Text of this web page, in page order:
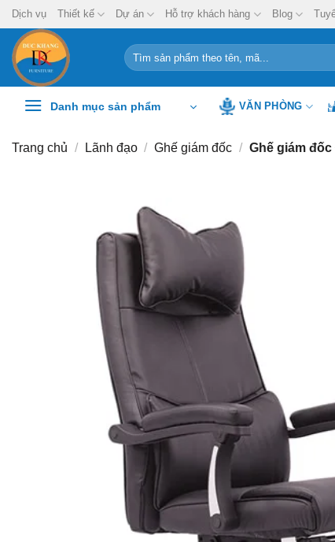
Chuyển
đến
nội
dung
Dịch vụ Thiết kế Dự án Hỗ trợ khách hàng Blog
Tìm
kiếm:
Danh mục sản phẩm VĂN PHÒNG
Trang chủ / Lãnh đạo / Ghế giám đốc / Ghế giám